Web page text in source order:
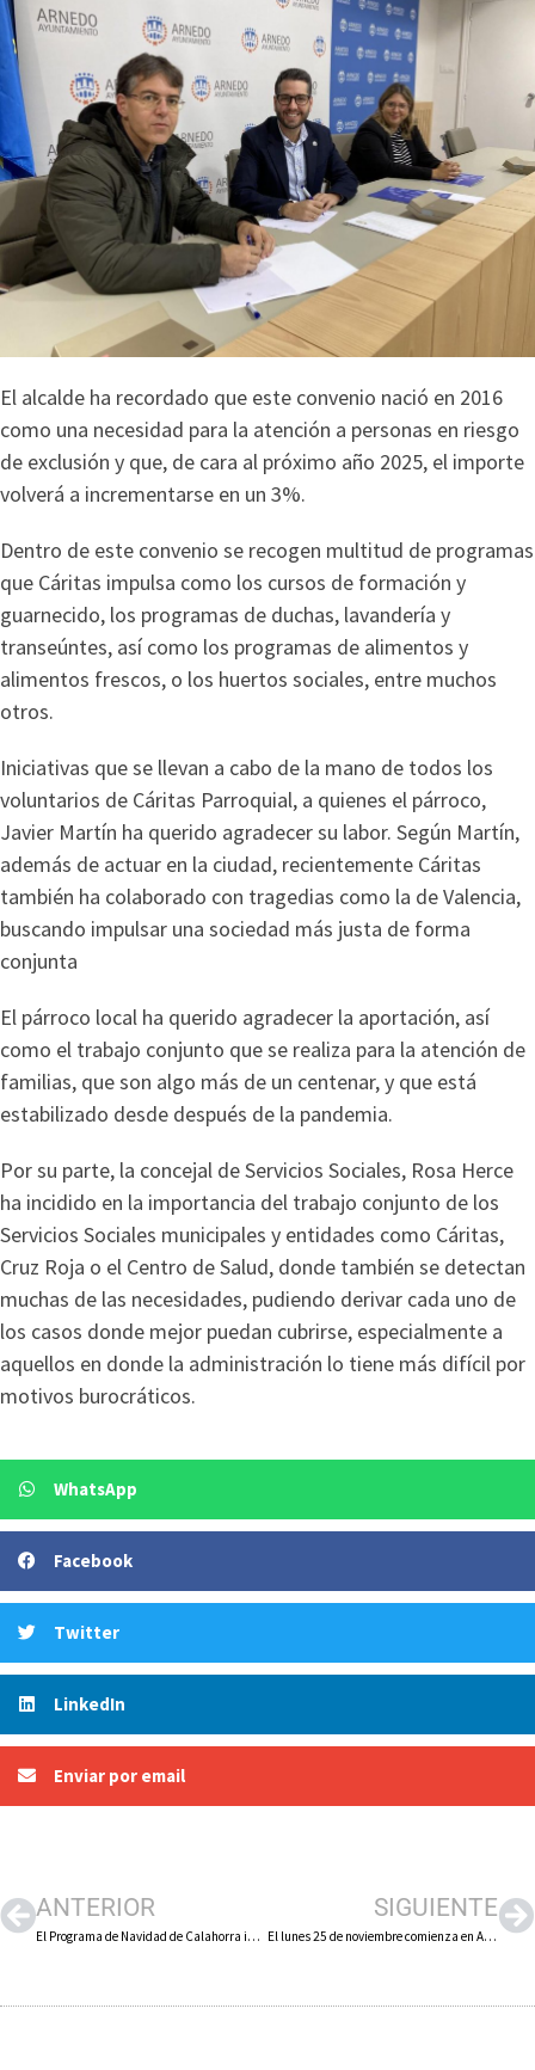
El alcalde ha recordado que este convenio nació en 2016
como una necesidad para la atención a personas en riesgo
de exclusión y que, de cara al próximo año 2025, el importe
volverá a incrementarse en un 3%.
Dentro de este convenio se recogen multitud de programas
que Cáritas impulsa como los cursos de formación y
guarnecido, los programas de duchas, lavandería y
transeúntes, así como los programas de alimentos y
alimentos frescos, o los huertos sociales, entre muchos
otros.
Iniciativas que se llevan a cabo de la mano de todos los
voluntarios de Cáritas Parroquial, a quienes el párroco,
Javier Martín ha querido agradecer su labor. Según Martín,
además de actuar en la ciudad, recientemente Cáritas
también ha colaborado con tragedias como la de Valencia,
buscando impulsar una sociedad más justa de forma
conjunta
El párroco local ha querido agradecer la aportación, así
como el trabajo conjunto que se realiza para la atención de
familias, que son algo más de un centenar, y que está
estabilizado desde después de la pandemia.
Por su parte, la concejal de Servicios Sociales, Rosa Herce
ha incidido en la importancia del trabajo conjunto de los
Servicios Sociales municipales y entidades como Cáritas,
Cruz Roja o el Centro de Salud, donde también se detectan
muchas de las necesidades, pudiendo derivar cada uno de
los casos donde mejor puedan cubrirse, especialmente a
aquellos en donde la administración lo tiene más difícil por
motivos burocráticos.
WhatsApp
Facebook
Twitter
LinkedIn
Enviar por email
ANTERIOR
El Programa de Navidad de Calahorra incluye más de 150 actos entre el 29 de noviembre y el 6 de enero de 2025
SIGUIENTE
El lunes 25 de noviembre comienza en Arnedo el Plan de Asfaltado de calles y caminos en el que se invertirán 470.909 euros